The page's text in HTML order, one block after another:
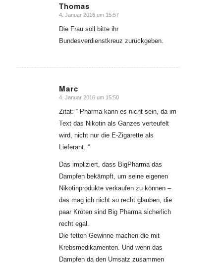
Thomas
sagte:
4. Januar 2016 um 15:57
Die Frau soll bitte ihr
Bundesverdienstkreuz zurückgeben.
Marc
sagte:
4. Januar 2016 um 15:50
Zitat: “ Pharma kann es nicht sein, da im
Text das Nikotin als Ganzes verteufelt
wird, nicht nur die E-Zigarette als
Lieferant. “
Das impliziert, dass BigPharma das
Dampfen bekämpft, um seine eigenen
Nikotinprodukte verkaufen zu können –
das mag ich nicht so recht glauben, die
paar Kröten sind Big Pharma sicherlich
recht egal.
Die fetten Gewinne machen die mit
Krebsmedikamenten. Und wenn das
Dampfen da den Umsatz zusammen